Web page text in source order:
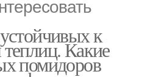
к
Какие
помидоров